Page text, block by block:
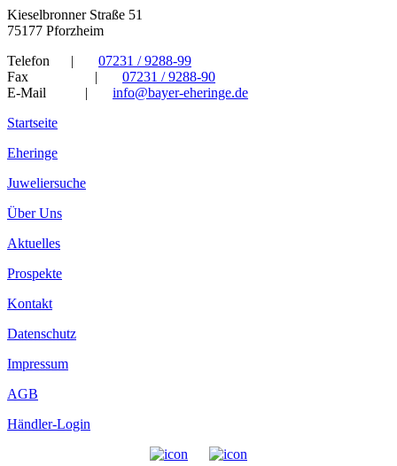
Kieselbronner Straße 51
75177 Pforzheim
Telefon
07231 / 9288-99
Fax
07231 / 9288-90
E-Mail
info@bayer-eheringe.de
Startseite
Eheringe
Juweliersuche
Über Uns
Aktuelles
Prospekte
Kontakt
Datenschutz
Impressum
AGB
Händler-Login